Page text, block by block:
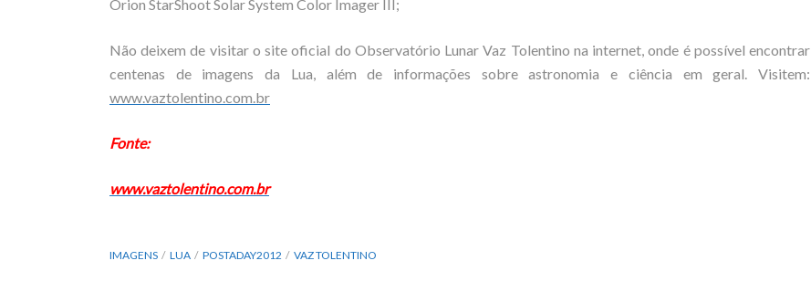
Orion StarShoot Solar System Color Imager III;
Não deixem de visitar o site oficial do Observatório Lunar Vaz Tolentino na internet, onde é possível encontrar
centenas de imagens da Lua, além de informações sobre astronomia e ciência em geral. Visitem:
www.vaztolentino.com.br
Fonte:
www.vaztolentino.com.br
IMAGENS LUA POSTADAY2012 VAZ TOLENTINO